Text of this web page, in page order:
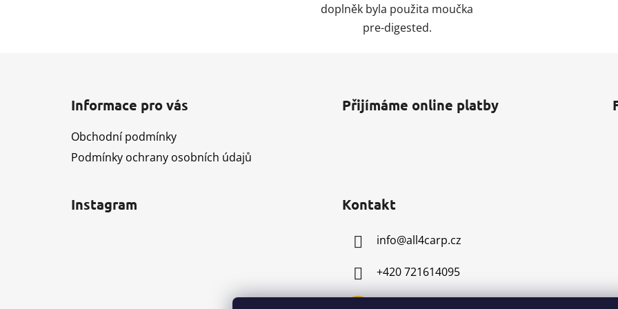
doplněk byla použita moučka
pre-digested.
Informace pro vás
Obchodní podmínky
Podmínky ochrany osobních údajů
Přijímáme online platby
Instagram Kontakt
info@all4carp.cz
+420 721614095